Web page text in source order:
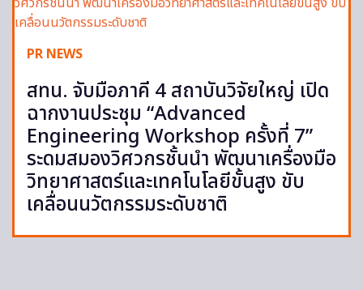
PR NEWS
สทน. จับมือภาคี 4 สถาบันวิจัยใหญ่ เปิด
ฉากงานประชุม “Advanced
Engineering Workshop ครั้งที่ 7”
ระดมสมองวิศวกรชั้นนำ พัฒนาเครื่องมือ
วิทยาศาสตร์และเทคโนโลยีขั้นสูง ขับ
เคลื่อนนวัตกรรมระดับชาติ